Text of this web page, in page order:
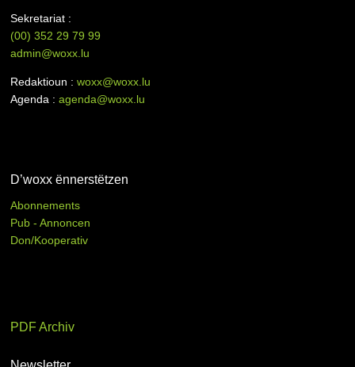
Sekretariat :
(00)352 29 79 99
admin@woxx.lu
Redaktioun :woxx@woxx.lu
Agenda :agenda@woxx.lu
D’woxx ënnerstëtzen
Abonnements
Pub - Annoncen
Don/Kooperativ
PDF Archiv